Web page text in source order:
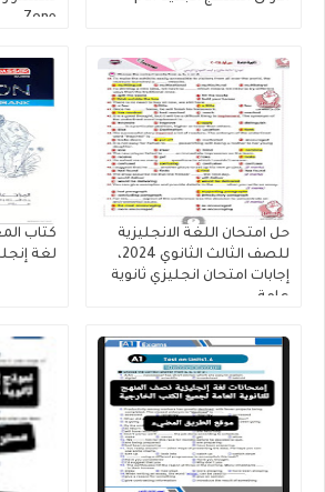
Zone
حل امتحان اللغة الانجليزية
للصف الثالث الثانوي 2024،
إجابات امتحان انجليزي ثانوية
عامة
كتاب
لغة